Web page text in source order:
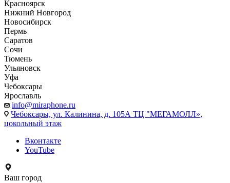
Красноярск
Нижний Новгород
Новосибирск
Пермь
Саратов
Сочи
Тюмень
Ульяновск
Уфа
Чебоксары
Ярославль
info@miraphone.ru
Чебоксары, ул. Калинина, д. 105А ТЦ "МЕГАМОЛЛ»,
цокольный этаж
Вконтакте
YouTube
Ваш город